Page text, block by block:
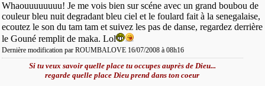
Whaouuuuuuuu! Je me vois bien sur scéne avec un grand boubou de
couleur bleu nuit degradant bleu ciel et le foulard fait à la senegalaise,
ecoutez le son du tam tam et suivez les pas de danse, regardez derrière
le Gouné remplit de maka. Lol
Dernière modification par ROUMBALOVE 16/07/2008 à 08h16
Si tu veux savoir quelle place tu occupes auprès de Dieu...
regarde quelle place Dieu prend dans ton coeur